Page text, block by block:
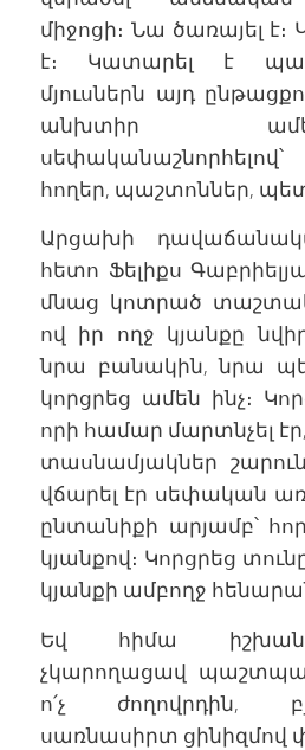
միջոցի։ Նա ծառայել է։
է։ Կատարել է
մյուսներն այդ
անխտիր
հողեր, պաշտոններ,
Արցախի
հետո Ֆելիքս
մնաց կոտրած
ով իր ողջ կյանքը
նրա բանակին, նրա
կորցրեց ամեն ինչ։
որի համար մարտնչել
տասնամյակներ
վճարել էր սեփական
ընտանիքի արյամբ՝
կյանքով։ Կորցրեց
կյանքի ամբողջ
Եվ հիմա
չկարողացավ
ո՛չ ժողովրդին,
սառնասիրտ ցինիզմով